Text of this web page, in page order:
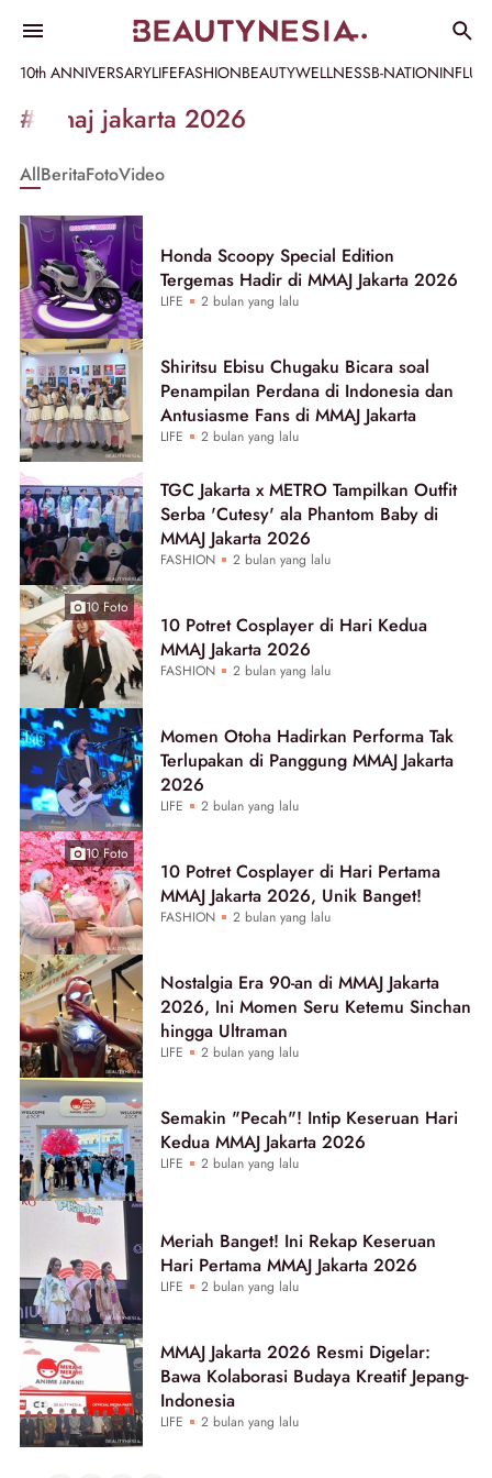
10th ANNIVERSARYLIFEFASHIONBEAUTYWELLNESSB-NATION
Informasi
[GET_DATA_TITLE]
Beautynesia
#mmaj jakarta 2026
AllBeritaFotoVideo
Honda Scoopy Special Edition
Tergemas Hadir di MMAJ Jakarta 2026
LIFE 2 bulan yang lalu
Shiritsu Ebisu Chugaku Bicara soal
Penampilan Perdana di Indonesia dan
Antusiasme Fans di MMAJ Jakarta
LIFE 2 bulan yang lalu
TGC Jakarta x METRO Tampilkan Outfit
Serba 'Cutesy' ala Phantom Baby di
MMAJ Jakarta 2026
FASHION 2 bulan yang lalu
10 Foto
10 Potret Cosplayer di Hari Kedua
MMAJ Jakarta 2026
FASHION 2 bulan yang lalu
Momen Otoha Hadirkan Performa Tak
Terlupakan di Panggung MMAJ Jakarta
2026
LIFE 2 bulan yang lalu
10 Foto
10 Potret Cosplayer di Hari Pertama
MMAJ Jakarta 2026, Unik Banget!
FASHION 2 bulan yang lalu
Nostalgia Era 90-an di MMAJ Jakarta
2026, Ini Momen Seru Ketemu Sinchan
hingga Ultraman
LIFE 2 bulan yang lalu
Semakin "Pecah"! Intip Keseruan Hari
Kedua MMAJ Jakarta 2026
LIFE 2 bulan yang lalu
Meriah Banget! Ini Rekap Keseruan
Hari Pertama MMAJ Jakarta 2026
LIFE 2 bulan yang lalu
MMAJ Jakarta 2026 Resmi Digelar:
Bawa Kolaborasi Budaya Kreatif Jepang-
Indonesia
LIFE 2 bulan yang lalu